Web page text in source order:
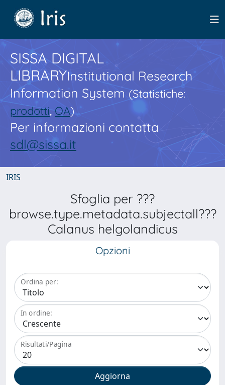
SISSA DIGITAL
LIBRARYInstitutional Research
Information System(Statistiche:
prodotti,OA)
Per informazioni contatta
sdl@sissa.it
IRIS
Sfoglia per ???
browse.type.metadata.subjectall???
Calanus helgolandicus
Opzioni
Ordina per:
In ordine:
Risultati/Pagina